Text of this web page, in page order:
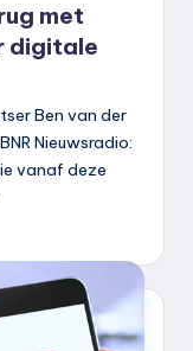
met
digitale
Ben van der
Nieuwsradio:
vanaf deze